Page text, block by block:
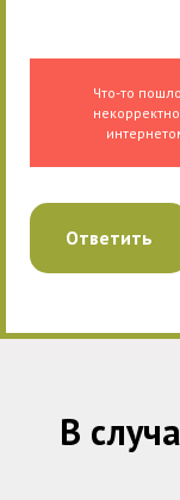
Что-то
Ответить
В